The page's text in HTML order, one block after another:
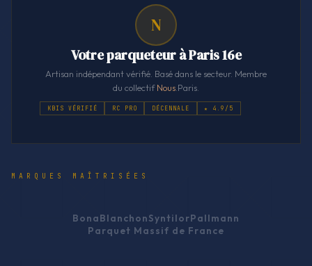
N
Votre parqueteur à Paris 16e
Artisan indépendant vérifié. Basé dans le secteur. Membre
du collectifNous.Paris.
KBIS VÉRIFIÉ RC PRO DÉCENNALE ★ 4.9/5
MARQUES MAÎTRISÉES
BonaBlanchonSyntilorPallmann
Parquet Massif de France